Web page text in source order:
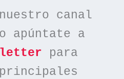
canal
apúntate a
para